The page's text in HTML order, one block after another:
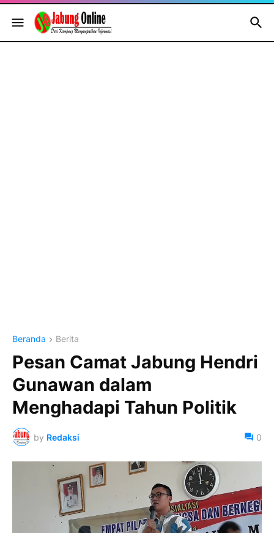
Beranda Berita
Pesan Camat Jabung Hendri
Gunawan dalam
Menghadapi Tahun Politik
by Redaksi 0